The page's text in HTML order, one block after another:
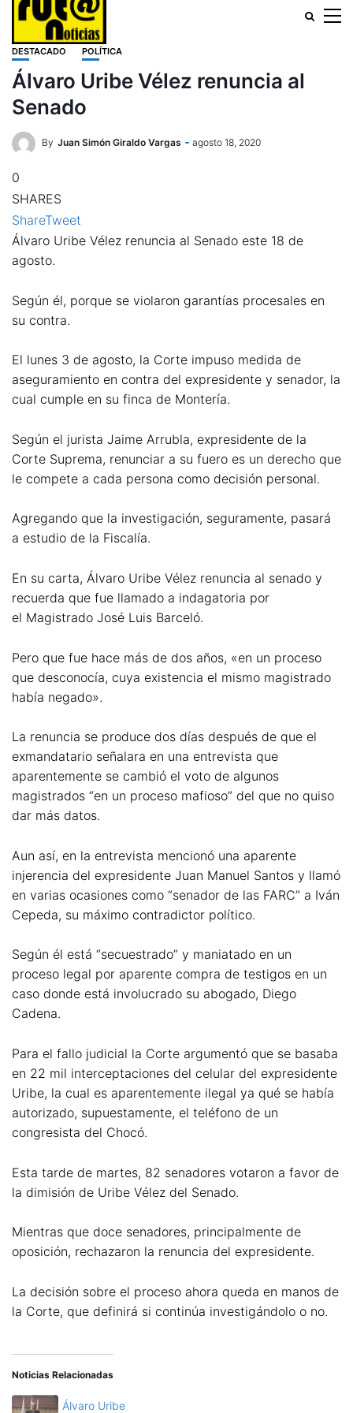
DESTACADO POLÍTICA
Álvaro Uribe Vélez renuncia al
Senado
By Juan Simón Giraldo Vargas agosto 18, 2020
0
SHARES
ShareTweet
Álvaro Uribe Vélez renuncia al Senado este 18 de
agosto.
Según él, porque se violaron garantías procesales en
su contra.
El lunes 3 de agosto, la Corte impuso medida de
aseguramiento en contra del expresidente y senador, la
cual cumple en su finca de Montería.
Según el jurista Jaime Arrubla, expresidente de la
Corte Suprema, renunciar a su fuero es un derecho que
le compete a cada persona como decisión personal.
Agregando que la investigación, seguramente, pasará
a estudio de la Fiscalía.
En su carta, Álvaro Uribe Vélez renuncia al senado y
recuerda que fue llamado a indagatoria por
el Magistrado José Luis Barceló.
Pero que fue hace más de dos años, «en un proceso
que desconocía, cuya existencia el mismo magistrado
había negado».
La renuncia se produce dos días después de que el
exmandatario señalara en una entrevista que
aparentemente se cambió el voto de algunos
magistrados “en un proceso mafioso” del que no quiso
dar más datos.
Aun así, en la entrevista mencionó una aparente
injerencia del expresidente Juan Manuel Santos y llamó
en varias ocasiones como “senador de las FARC” a Iván
Cepeda, su máximo contradictor político.
Según él está “secuestrado” y maniatado en un
proceso legal por aparente compra de testigos en un
caso donde está involucrado su abogado, Diego
Cadena.
Para el fallo judicial la Corte argumentó que se basaba
en 22 mil interceptaciones del celular del expresidente
Uribe, la cual es aparentemente ilegal ya qué se había
autorizado, supuestamente, el teléfono de un
congresista del Chocó.
Esta tarde de martes, 82 senadores votaron a favor de
la dimisión de Uribe Vélez del Senado.
Mientras que doce senadores, principalmente de
oposición, rechazaron la renuncia del expresidente.
La decisión sobre el proceso ahora queda en manos de
la Corte, que definirá si continúa investigándolo o no.
Noticias Relacionadas
Álvaro Uribe